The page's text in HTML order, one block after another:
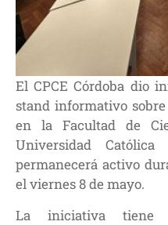
El CPCE Córdoba dio
stand informativo
en la Facultad de
Universidad
permanecerá activo
el viernes 8 de mayo.
La iniciativa tiene